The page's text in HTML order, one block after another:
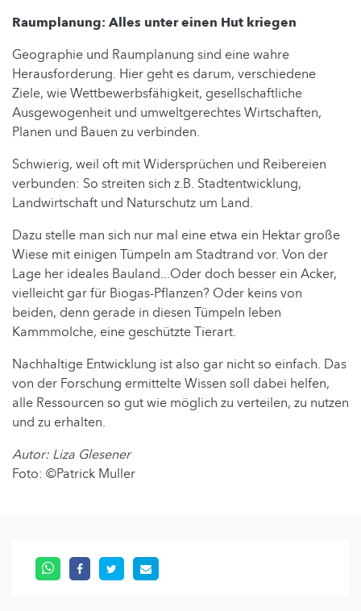
Raumplanung: Alles unter einen Hut kriegen
Geographie und Raumplanung sind eine wahre
Herausforderung. Hier geht es darum, verschiedene
Ziele, wie Wettbewerbsfähigkeit, gesellschaftliche
Ausgewogenheit und umweltgerechtes Wirtschaften,
Planen und Bauen zu verbinden.
Schwierig, weil oft mit Widersprüchen und Reibereien
verbunden: So streiten sich z.B. Stadtentwicklung,
Landwirtschaft und Naturschutz um Land.
Dazu stelle man sich nur mal eine etwa ein Hektar große
Wiese mit einigen Tümpeln am Stadtrand vor. Von der
Lage her ideales Bauland...Oder doch besser ein Acker,
vielleicht gar für Biogas-Pflanzen? Oder keins von
beiden, denn gerade in diesen Tümpeln leben
Kammmolche, eine geschützte Tierart.
Nachhaltige Entwicklung ist also gar nicht so einfach. Das
von der Forschung ermittelte Wissen soll dabei helfen,
alle Ressourcen so gut wie möglich zu verteilen, zu nutzen
und zu erhalten.
Autor: Liza Glesener
Foto: ©Patrick Muller